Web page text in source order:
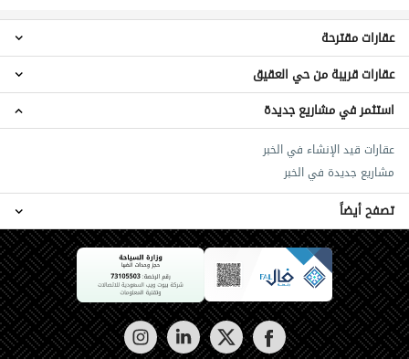
استراحات مفروش للبيع في حي العقيق
عقارات مفروش للبيع في حي العقيق
عقارات مقترحة
استراحات 5 غرف نوم حي شاطئ نصف القمر مفروشة
استراحات 5 غرف نوم شرق الرياض مفروشة
استراحات 5 غرف نوم شمال جدة مفروشة
عقارات قريبة من حي العقيق
عقارات قيد الإنشاء في الخبر
مشاريع جديدة في الخبر
استثمر في مشاريع جديدة
عقارات للبيع في الخبر
تصفح أيضاً